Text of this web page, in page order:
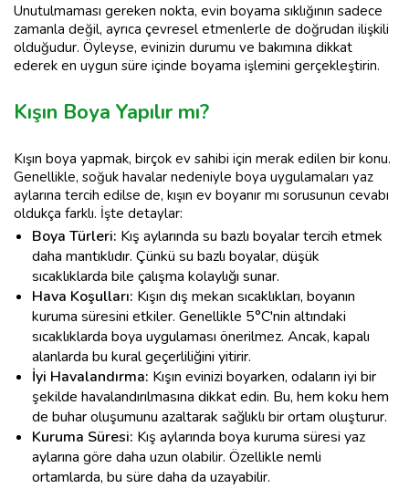
Unutulmaması gereken nokta, evin boyama sıklığının sadece
zamanla değil, ayrıca çevresel etmenlerle de doğrudan ilişkili
olduğudur. Öyleyse, evinizin durumu ve bakımına dikkat
ederek en uygun süre içinde boyama işlemini gerçekleştirin.
Kışın Boya Yapılır mı?
Kışın boya yapmak, birçok ev sahibi için merak edilen bir konu.
Genellikle, soğuk havalar nedeniyle boya uygulamaları yaz
aylarına tercih edilse de, kışın ev boyanır mı sorusunun cevabı
oldukça farklı. İşte detaylar:
Boya Türleri: Kış aylarında su bazlı boyalar tercih etmek
daha mantıklıdır. Çünkü su bazlı boyalar, düşük
sıcaklıklarda bile çalışma kolaylığı sunar.
Hava Koşulları: Kışın dış mekan sıcaklıkları, boyanın
kuruma süresini etkiler. Genellikle 5°C'nin altındaki
sıcaklıklarda boya uygulaması önerilmez. Ancak, kapalı
alanlarda bu kural geçerliliğini yitirir.
İyi Havalandırma: Kışın evinizi boyarken, odaların iyi bir
şekilde havalandırılmasına dikkat edin. Bu, hem koku hem
de buhar oluşumunu azaltarak sağlıklı bir ortam oluşturur.
Kuruma Süresi: Kış aylarında boya kuruma süresi yaz
aylarına göre daha uzun olabilir. Özellikle nemli
ortamlarda, bu süre daha da uzayabilir.